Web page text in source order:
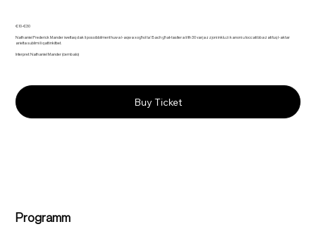
€10-€30
Nathaniel Frederick Mander iwettaq dak li possibbilment huwa l-aqwa xogħol ta’ Bach għat-tastiera li fih 30 varjazzjoni inklużi kanoni u toccati bbażati fuq l-aktar
arietta sublimi li qatt inkitbet.
Interpret: Nathaniel Mander (ċembalo)
Buy Ticket
Programm